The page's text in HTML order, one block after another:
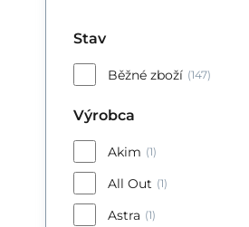
Stav
Běžné zboží (147)
Výrobca
Akim (1)
All Out (1)
Astra (1)